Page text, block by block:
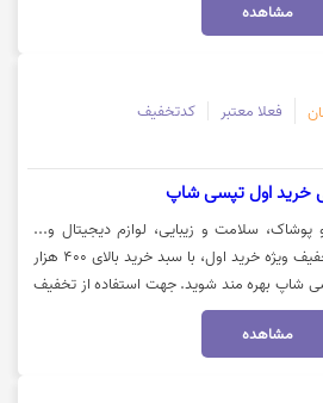
مشاهده
فعلا معتبر کدتخفیف
پوشاک، سلامت و زیبایی، لوازم دیجیتال و...
میتوانید از 150 هزار تومان تخفیف ویژه خرید اول، با سبد خرید بالای 400 هزار
شاپ بهره مند شوید. جهت استفاده از تخفیف
کنید" کلیک نمایید.
مشاهده